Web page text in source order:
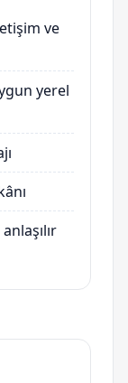
ve
yerel